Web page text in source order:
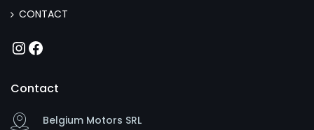
CONTACT
Instagram
Facebook
Contact
Belgium Motors SRL